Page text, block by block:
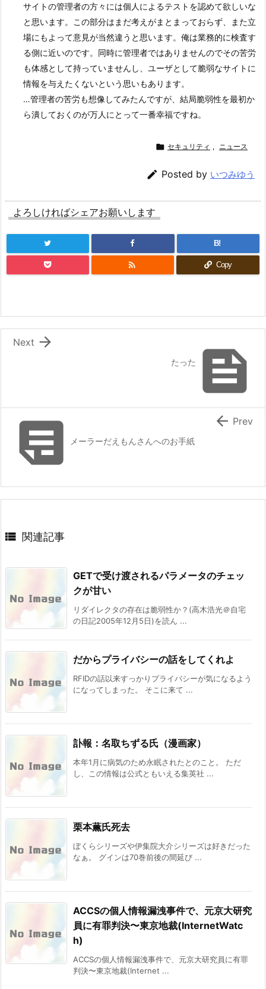
サイトの管理者の方々には個人によるテストを認めて欲しいな
と思います。この部分はまだ考えがまとまっておらず、また立
場にもよって意見が当然違うと思います。俺は業務的に検査す
る側に近いのです。同時に管理者ではありませんのでその苦労
も体感として持っていませんし、ユーザとして脆弱なサイトに
情報を与えたくないという思いもあります。
…管理者の苦労も想像してみたんですが、結局脆弱性を最初か
ら潰しておくのが万人にとって一番幸福ですね。
 セキュリティ , ニュース
 Posted by いつみゆう
よろしければシェアお願いします
B!
 Copy

たった

Next
メーラーだえもんさんへのお手紙
 Prev
 関連記事
GETで受け渡されるパラメータのチェッ
クが甘い
リダイレクタの存在は脆弱性か？(高木浩光＠自宅
の日記2005年12月5日)を読ん ...
だからプライバシーの話をしてくれよ
RFIDの話以来すっかりプライバシーが気になるよう
になってしまった。 そこに来て ...
訃報：名取ちずる氏（漫画家）
本年1月に病気のため永眠されたとのこと。 ただ
し、この情報は公式ともいえる集英社 ...
栗本薫氏死去
ぼくらシリーズや伊集院大介シリーズは好きだった
なぁ。 グインは70巻前後の間延び ...
ACCSの個人情報漏洩事件で、元京大研究
員に有罪判決〜東京地裁(InternetWatc
h)
ACCSの個人情報漏洩事件で、元京大研究員に有罪
判決〜東京地裁(Internet ...